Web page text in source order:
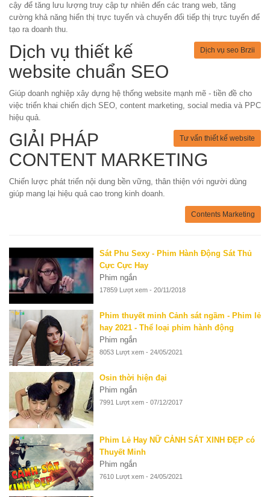
cậy để tăng lưu lượng truy cập tự nhiên đến các trang web, tăng
cường khả năng hiển thị trực tuyến và chuyển đổi tiếp thị trực tuyến để
tạo ra doanh thu.
Dịch vụ seo Brzii
Dịch vụ thiết kế
website chuẩn SEO
Giúp doanh nghiệp xây dựng hệ thống website mạnh mẽ - tiền đề cho
việc triển khai chiến dịch SEO, content marketing, social media và PPC
hiệu quả.
Tư vấn thiết kế website
GIẢI PHÁP
CONTENT MARKETING
Chiến lược phát triển nội dung bền vững, thân thiện với người dùng
giúp mang lại hiệu quả cao trong kinh doanh.
Contents Marketing
Sát Phu Sexy - Phim Hành Động Sát Thủ
Cực Cực Hay
Phim ngắn
17859 Lượt xem - 20/11/2018
Phim thuyết minh Cảnh sát ngầm - Phim lẻ
hay 2021 - Thể loại phim hành động
Phim ngắn
8053 Lượt xem - 24/05/2021
Osin thời hiện đại
Phim ngắn
7991 Lượt xem - 07/12/2017
Phim Lẻ Hay NỮ CẢNH SÁT XINH ĐẸP có
Thuyết Minh
Phim ngắn
7610 Lượt xem - 24/05/2021